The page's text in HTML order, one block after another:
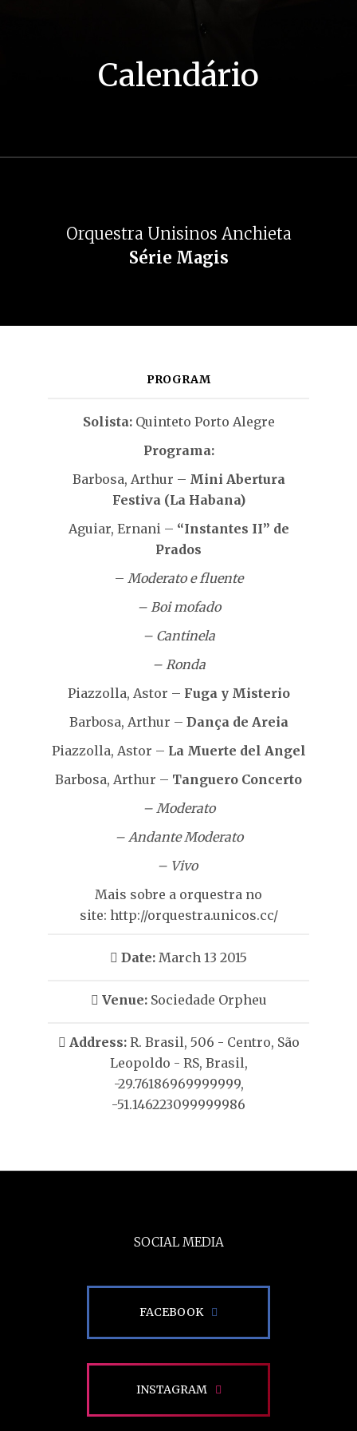
Calendário
Orquestra Unisinos Anchieta
Série Magis
PROGRAM
Solista:Quinteto Porto Alegre
Programa:
Barbosa, Arthur – Mini Abertura
Festiva (La Habana)
Aguiar, Ernani – “Instantes II” de
Prados
– Moderato e fluente
– Boi mofado
– Cantinela
– Ronda
Piazzolla, Astor – Fuga y Misterio
Barbosa, Arthur – Dança de Areia
Piazzolla, Astor – La Muerte del Angel
Barbosa, Arthur – Tanguero Concerto
– Moderato
– Andante Moderato
– Vivo
Mais sobre a orquestra no
site: http://orquestra.unicos.cc/
Date: March 13 2015
Venue: Sociedade Orpheu
Address: R. Brasil, 506 - Centro, São
Leopoldo - RS, Brasil,
-29.76186969999999,
-51.146223099999986
SOCIAL MEDIA
FACEBOOK
INSTAGRAM